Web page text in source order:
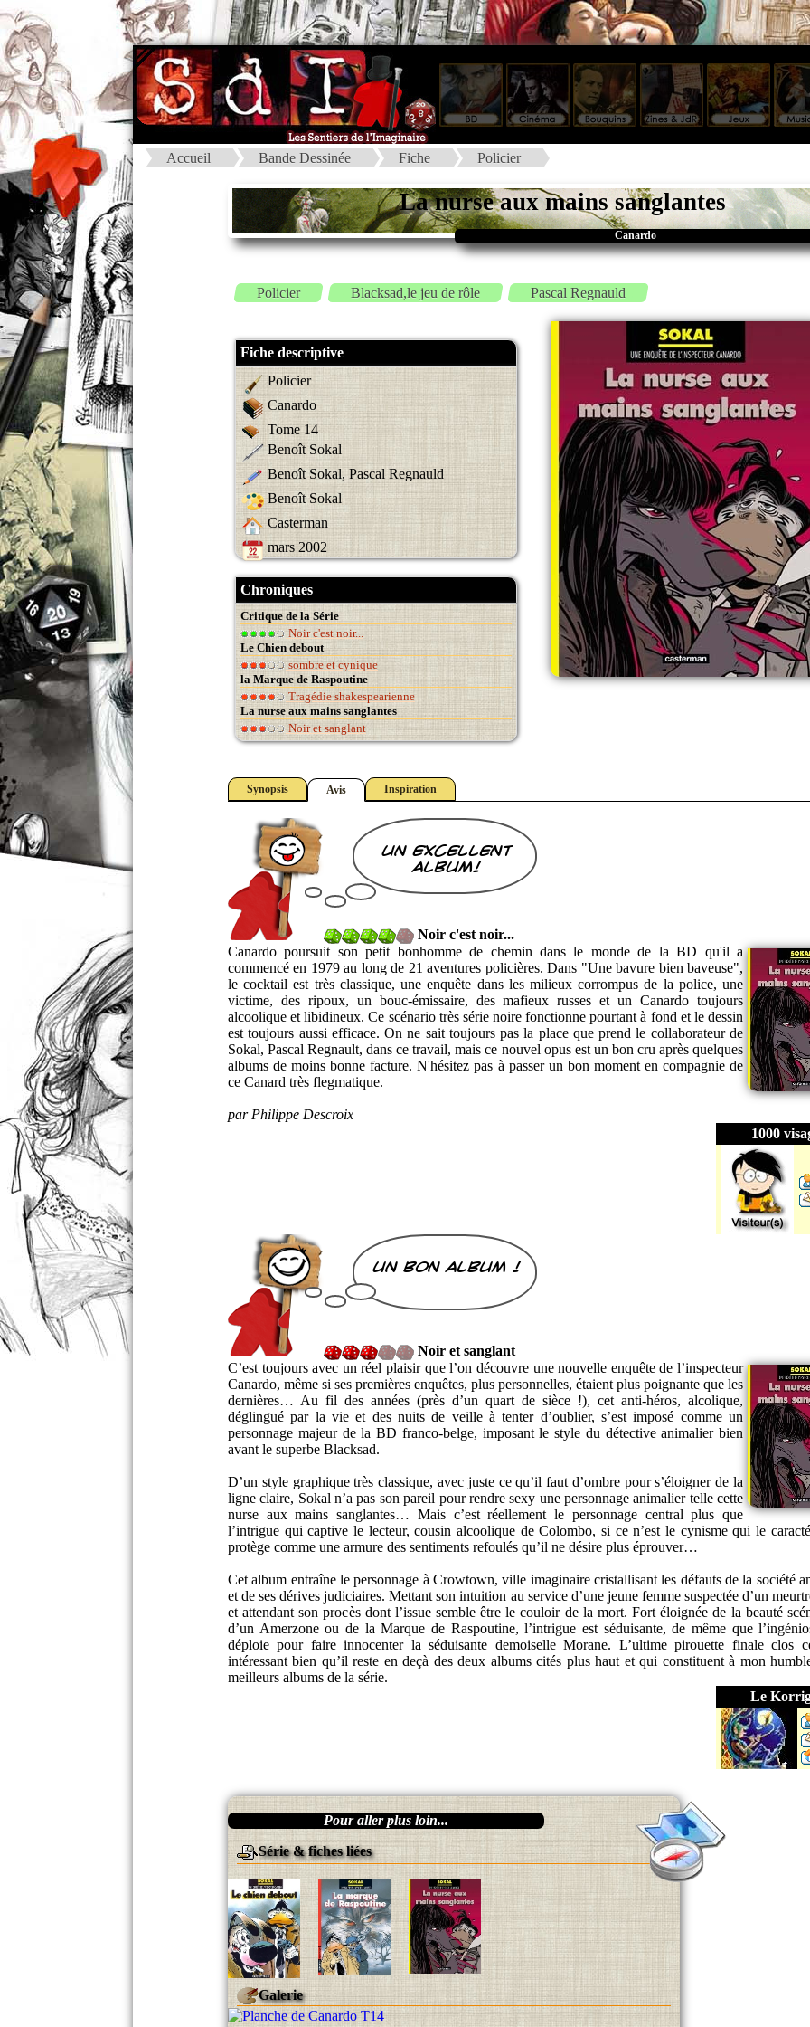
Accueil Bande Dessinée Fiche Policier
La nurse aux mains sanglantes
Canardo
Policier Blacksad,le jeu de rôle Pascal Regnauld
Fiche descriptive
Policier
Canardo
Tome 14
Benoît Sokal
Benoît Sokal, Pascal Regnauld
Benoît Sokal
Casterman
mars 2002
Chroniques
Critique de la Série
Noir c'est noir...
Le Chien debout
sombre et cynique
la Marque de Raspoutine
Tragédie shakespearienne
La nurse aux mains sanglantes
Noir et sanglant
Synopsis Avis Inspiration
un excellent
album!
Noir c'est noir...
Canardo poursuit son petit bonhomme de chemin dans le monde de la BD qu'il a
commencé en 1979 au long de 21 aventures policières. Dans "Une bavure bien baveuse",
le cocktail est très classique, une enquête dans les milieux corrompus de la police, une
victime, des ripoux, un bouc-émissaire, des mafieux russes et un Canardo toujours
alcoolique et libidineux. Ce scénario très série noire fonctionne pourtant à fond et le dessin
est toujours aussi efficace. On ne sait toujours pas la place que prend le collaborateur de
Sokal, Pascal Regnault, dans ce travail, mais ce nouvel opus est un bon cru après quelques
albums de moins bonne facture. N'hésitez pas à passer un bon moment en compagnie de
ce Canard très flegmatique.
par Philippe Descroix
1000
un bon album !
Noir et sanglant
C’est toujours avec un réel plaisir que l’on découvre une nouvelle enquête de l’inspecteur
Canardo, même si ses premières enquêtes, plus personnelles, étaient plus poignante que les
dernières… Au fil des années (près d’un quart de sièce !), cet anti-héros, alcolique,
déglingué par la vie et des nuits de veille à tenter d’oublier, s’est imposé comme un
personnage majeur de la BD franco-belge, imposant le style du détective animalier bien
avant le superbe Blacksad.
D’un style graphique très classique, avec juste ce qu’il faut d’ombre pour s’éloigner de la
ligne claire, Sokal n’a pas son pareil pour rendre sexy une personnage animalier telle cette
nurse aux mains sanglantes… Mais c’est réellement le personnage central plus que
l’intrigue qui captive le lecteur, cousin alcoolique de Colombo, si ce n’est le cynisme qui le
protège comme une armure des sentiments refoulés qu’il ne désire plus éprouver…
Cet album entraîne le personnage à Crowtown, ville imaginaire cristallisant les défauts de la société
et de ses dérives judiciaires. Mettant son intuition au service d’une jeune femme suspectée d’un
et attendant son procès dont l’issue semble être le couloir de la mort. Fort éloignée de la beauté
d’un Amerzone ou de la Marque de Raspoutine, l’intrigue est séduisante, de même que
déploie pour faire innocenter la séduisante demoiselle Morane. L’ultime pirouette finale clos
intéressant bien qu’il reste en deçà des deux albums cités plus haut et qui constituent à mon
meilleurs albums de la série.
Le
Pour aller plus loin...
Série & fiches liées
Galerie